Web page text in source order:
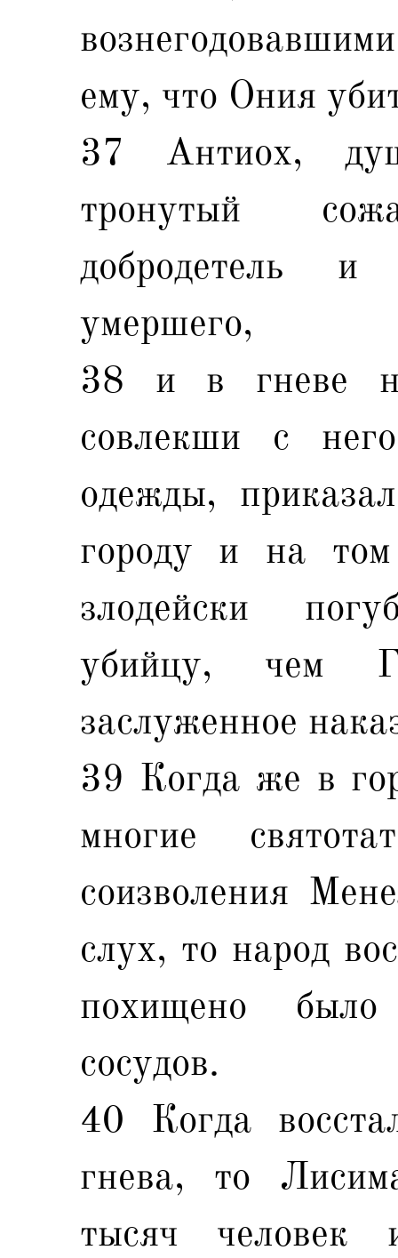
ему, что Ония
37 Антиох,
тронутый
добродетель и
умершего,
38 и в гневе
совлекши с
одежды,
городу и на
злодейски
убийцу, чем
заслуженное
39 Когда же в
многие
соизволения
слух, то народ
похищено было
сосудов.
40 Когда
гнева, то
тысяч человек